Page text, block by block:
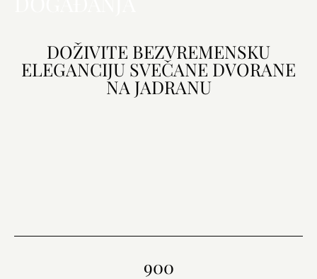
DOŽIVITE BEZVREMENSKU
ELEGANCIJU SVEČANE DVORANE
NA JADRANU
900